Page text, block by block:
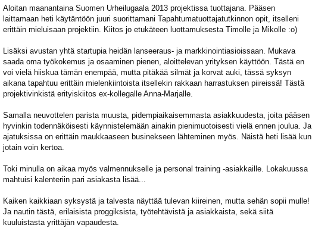
Aloitan maanantaina Suomen Urheilugaala 2013 projektissa tuottajana. Pääsen
laittamaan heti käytäntöön juuri suorittamani Tapahtumatuottajatutkinnon opit, itselleni
erittäin mieluisaan projektiin. Kiitos jo etukäteen luottamuksesta Timolle ja Mikolle :o)
Lisäksi avustan yhtä startupia heidän lanseeraus- ja markkinointiasioissaan. Mukava
saada oma työkokemus ja osaaminen pienen, aloittelevan yrityksen käyttöön. Tästä en
voi vielä hiiskua tämän enempää, mutta pitäkää silmät ja korvat auki, tässä syksyn
aikana tapahtuu erittäin mielenkiintoista itsellekin rakkaan harrastuksen piireissä! Tästä
projektivinkistä erityiskiitos ex-kollegalle Anna-Marjalle.
Samalla neuvottelen parista muusta, pidempiaikaisemmasta asiakkuudesta, joita pääsen
hyvinkin todennäköisesti käynnistelemään ainakin pienimuotoisesti vielä ennen joulua. Ja
ajatuksissa on erittäin maukkaaseen businekseen lähteminen myös. Näistä heti lisää kun
jotain voin kertoa.
Toki minulla on aikaa myös valmennukselle ja personal training -asiakkaille. Lokakuussa
mahtuisi kalenteriin pari asiakasta lisää...
Kaiken kaikkiaan syksystä ja talvesta näyttää tulevan kiireinen, mutta sehän sopii mulle!
Ja nautin tästä, erilaisista proggiksista, työtehtävistä ja asiakkaista, sekä siitä
kuuluistasta yrittäjän vapaudesta.